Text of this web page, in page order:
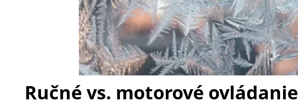
Ručné vs. motorové ovládanie